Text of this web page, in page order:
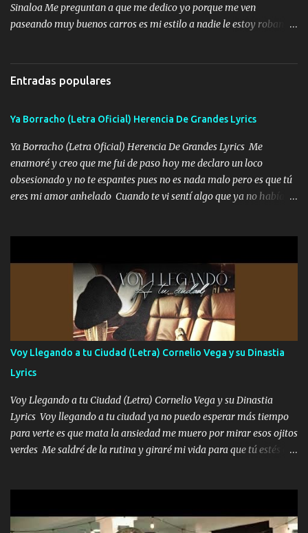
Sinaloa Me preguntan a que me dedico yo porque me ven
paseando muy buenos carros es mi estilo a nadie le estoy robando
miraban trabajando la escuela dejé el dinero estaba escaso Mi
familia que nunca les falte nada es la gran razón que a diario me
mi esposa no se ra'ja Música Me rodearon y la puerta me
tumbaron prisionero en caliente me llevaron me achacaba cargos
que estaban muy raros me gritaba a donde tienes el clavo Yo me
enfiesto me gusta vivir en grande más me cuido me gusta ser
responsable hay rateros envidiosos que no falten mi dios es grande
me cuida de las maldades Pa el equipo aquí le mando un abrazo
Entradas populares
Ya Borracho (Letra Oficial) Herencia De Grandes Lyrics
Ya Borracho (Letra Oficial) Herencia De Grandes Lyrics Me
enamoré y creo que me fui de paso hoy me declaro un loco
obsesionado y no te espantes pues no es nada malo pero es que tú
eres mi amor anhelado Cuando te vi sentí algo que ya no había
cariño de mi alma Que pa febrero vendré frente a ti con mis
preguntas y digas que sí hacernos novios y verte feliz y muy
contenta como yo por ti Música Pregúntame qué es lo que me
enamora pa describirte unas cuantas horas también pregunta que
quiero contigo que seas dichosa al estar conmigo Y ya borracho
contéstame la llamada pa dedicarte unas bonitas palabras así
borracho me animo a decirte todo y puedo describirlo mucho que
me encantes Decirte que me siento muy feliz y emocionado por
tenerte aquí espero que quiera...
Voy Llegando a tu Ciudad (Letra) Cornelio Vega y su Dinastia
Lyrics
Voy Llegando a tu Ciudad (Letra) Cornelio Vega y su Dinastia
Lyrics Voy llegando a tu ciudad ya no puedo esperar más tiempo
para verte es que mata la ansiedad me muero por mirar esos ojitos
verdes Me saldré de la rutina y giraré mi vida para que tú estés en
solo yo tendre el candado 🔒 del amor ❤️ Música Mil y un besos